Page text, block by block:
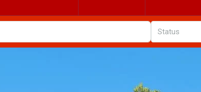
Status